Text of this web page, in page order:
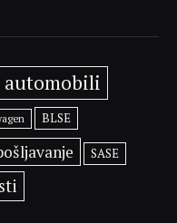
automobili
BLSE
SASE